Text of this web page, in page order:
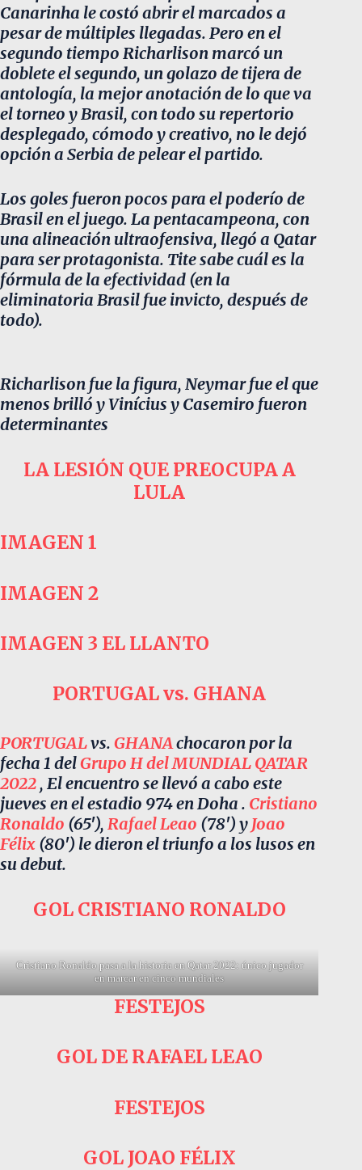
Canarinha le costó abrir el marcados a
pesar de múltiples llegadas. Pero en el
segundo tiempo Richarlison marcó un
doblete el segundo, un golazo de tijera de
antología, la mejor anotación de lo que va
el torneo y Brasil, con todo su repertorio
desplegado, cómodo y creativo, no le dejó
opción a Serbia de pelear el partido.
Los goles fueron pocos para el poderío de
Brasil en el juego. La pentacampeona, con
una alineación ultraofensiva, llegó a Qatar
para ser protagonista. Tite sabe cuál es la
fórmula de la efectividad (en la
eliminatoria Brasil fue invicto, después de
todo).
Richarlison fue la figura, Neymar fue el que
menos brilló y Vinícius y Casemiro fueron
determinantes
LA LESIÓN QUE PREOCUPA A
LULA
IMAGEN 1
IMAGEN 2
IMAGEN 3 EL LLANTO
PORTUGAL vs. GHANA
PORTUGALvs. GHANAchocaron por la
fecha 1 delGrupo H del MUNDIAL QATAR
2022, El encuentro se llevó a cabo este
jueves en el estadio 974 en Doha . Cristiano
Ronaldo (65′), Rafael Leao (78′) y Joao
Félix (80′) le dieron el triunfo a los lusos en
su debut.
GOL CRISTIANO RONALDO
Cristiano Ronaldo pasa a la historia en Qatar 2022: único jugador
en marcar en cinco mundiales
FESTEJOS
GOL DE RAFAEL LEAO
FESTEJOS
GOL JOAO FÉLIX